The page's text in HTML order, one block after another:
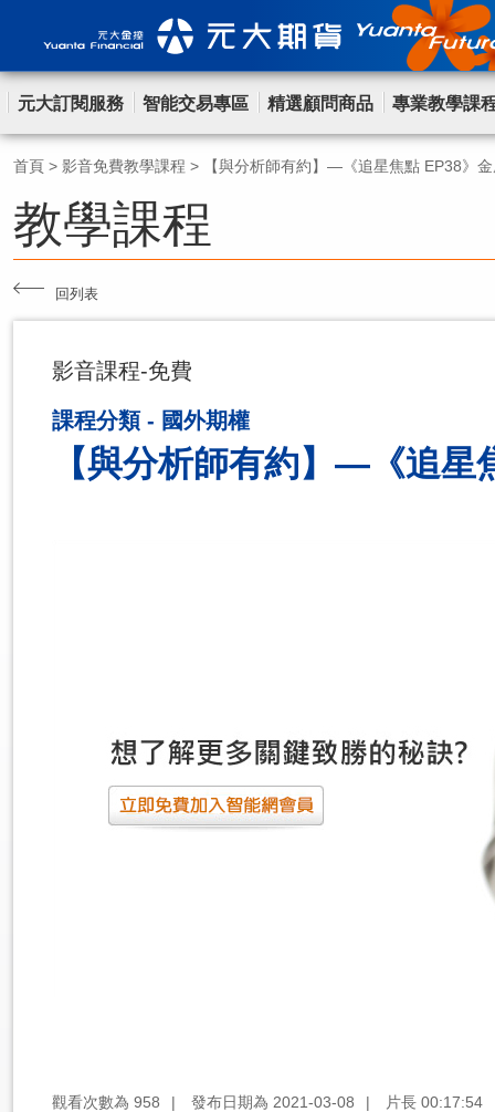
元大訂閱服務 智能交易專區 精選顧問商品 專業教學課
首頁 > 影音免費教學課程 > 【與分析師有約】—《追星焦點 EP38》
教學課程
回列表
影音課程-免費
課程分類 - 國外期權
【與分析師有約】—《追
觀看次數為 958 | 發布日期為 2021-03-08 | 片長 00:17:54